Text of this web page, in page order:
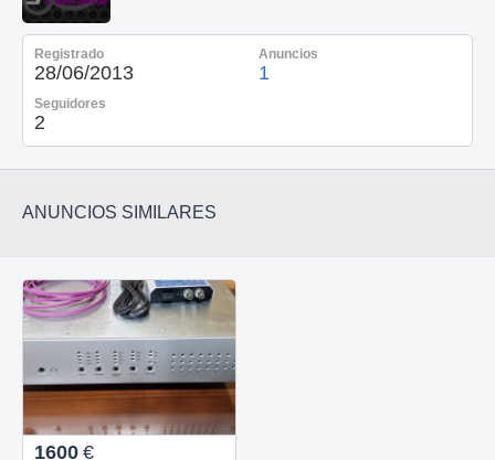
Registrado
28/06/2013
Anuncios
1
Seguidores
2
ANUNCIOS SIMILARES
1600 €